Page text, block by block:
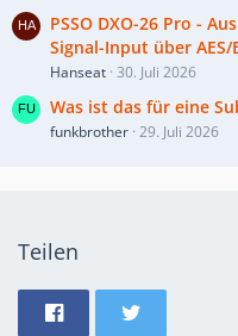
PSSO DXO-26 Pro -
Signal-Input über
Hanseat 30. Juli 2026
Was ist das für eine
funkbrother 29. Juli 2026
Teilen